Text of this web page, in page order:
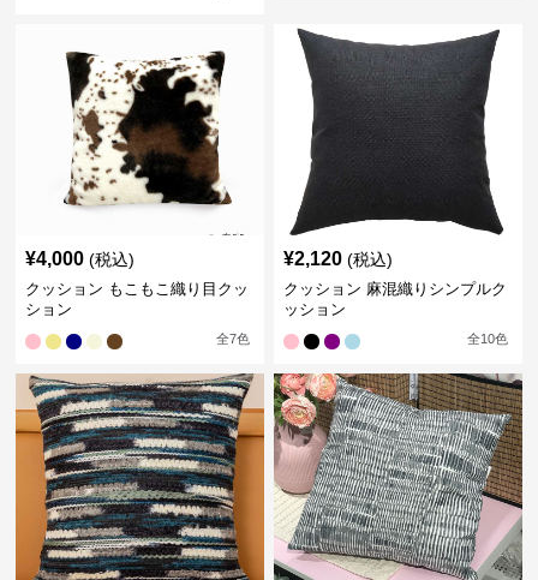
¥4,000 (税込)
クッション もこもこ織り目クッ
ション
全7色
¥2,120 (税込)
クッション 麻混織りシンプルク
ッション
全10色